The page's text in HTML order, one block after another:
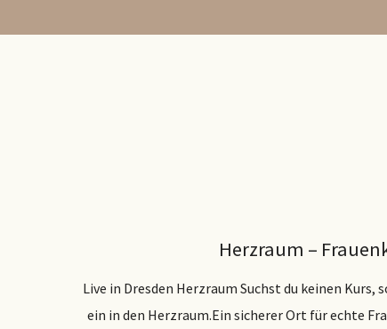
Herzraum –
Live in Dresden Herzraum Suchst du keinen
ein in den Herzraum.Ein sicherer Ort für echte